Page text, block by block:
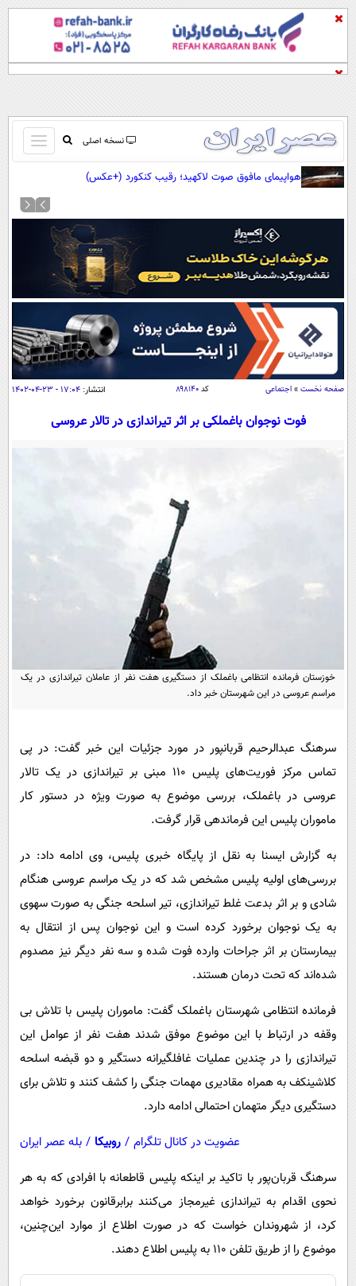
نسخه اصلی
باز
و
کردن
صفحه اول
آرشیو
نظرسنجی
آب و هوا
اوقات شرعی
سواد زندگی
اقتصاد
اقتصادی
جامعه
سلامت
یک برش دانایی
محیط زیست
سفر و تفریح
سیاست خارجی
فرهنگ و هنر
علم و دانش
فناوری و It
علمی
اخبار کریپتو
قرآن
گوناگون
سرگرمی
باشگاه مغز
مجله تصویری سلاح
فیلم
اقتصاد
ورزش
فناوری
گوناگون
بین الملل
اجتماعی
سیاست خارجی
عصر ایران 2
خواندنی ها و دیدنی ها
داستان کوتاه
روانشناسی
آشپزی
دانلود
آموزش زبان
هواپیمای مافوق صوت لاکهید؛ رقیب کنکورد (+عکس)
صفحه نخست » اجتماعی کد۸۹۸۱۴۰ انتشار: ۱۷:۰۴ - ۲۳-۰۴-۱۴۰۲
فوت نوجوان باغملکی بر اثر تیراندازی در تالار عروسی
خوزستان فرمانده انتظامی باغملک از دستگیری هفت نفر از عاملان تیراندازی در یک
مراسم عروسی در این شهرستان خبر داد.
سرهنگ عبدالرحیم قربانپور در مورد جزئیات این خبر گفت: در پی
تماس مرکز فوریت‌های پلیس ۱۱۰ مبنی بر تیراندازی در یک تالار
عروسی در باغملک، بررسی موضوع به صورت ویژه در دستور کار
ماموران پلیس این فرماندهی قرار گرفت.
به گزارش ایسنا به نقل از پایگاه خبری پلیس، وی ادامه داد: در
بررسی‌های اولیه پلیس مشخص شد که در یک مراسم عروسی هنگام
شادی و بر اثر بدعت غلط تیراندازی، تیر اسلحه جنگی به صورت سهوی
به یک نوجوان برخورد کرده است و این نوجوان پس از انتقال به
بیمارستان بر اثر جراحات وارده فوت شده و سه نفر دیگر نیز مصدوم
شده‌اند که تحت درمان هستند.
فرمانده انتظامی شهرستان باغملک گفت: ماموران پلیس با تلاش بی
وقفه در ارتباط با این موضوع موفق شدند هفت نفر از عوامل این
تیراندازی را در چندین عملیات غافلگیرانه دستگیر و دو قبضه اسلحه
کلاشینکف به همراه مقادیری مهمات جنگی را کشف کنند و تلاش برای
دستگیری دیگر متهمان احتمالی ادامه دارد.
عضویت در کانال تلگرام / روبیکا / بله عصر ایران
سرهنگ قربان‌پور با تاکید بر اینکه پلیس قاطعانه با افرادی که به هر
نحوی اقدام به تیراندازی غیرمجاز می‌کنند برابرقانون برخورد خواهد
کرد، از شهروندان خواست که در صورت اطلاع از موارد این‌چنین،
موضوع را از طریق تلفن ۱۱۰ به پلیس اطلاع دهند.